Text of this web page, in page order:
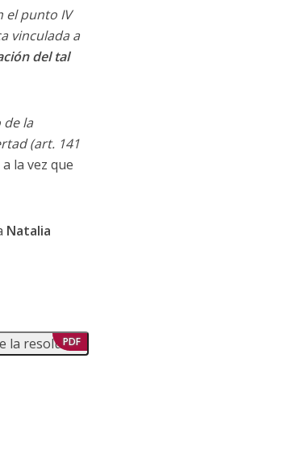
el punto IV
vinculada a
del tal
la
(art. 141
a la vez que
Natalia
la resolución
PDF